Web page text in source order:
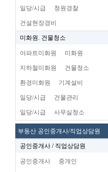
일당/시급 청원경찰
건설현장경비
미화원. 건물청소
아파트미화원 미화원
지하철미화원 건물청소
환경미화원 기계설비
일당/시급 건물관리
일당/시급 사무실청소
부동산 공인중개사/직업상담원
공인중개사 / 직업상담원
공인중개사 중개인